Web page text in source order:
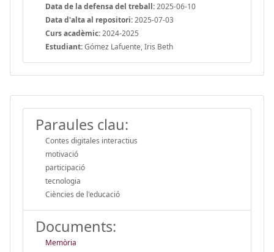
Data de la defensa del treball:2025-06-10
Data d'alta al repositori:2025-07-03
Curs acadèmic:2024-2025
Estudiant:Gómez Lafuente, Iris Beth
Paraules clau:
Contes digitales interactius
motivació
participació
tecnologia
Ciències de l'educació
Documents:
Memòria